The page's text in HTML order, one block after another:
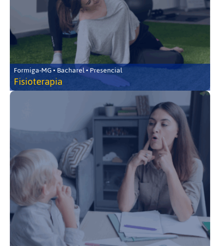
Formiga-MG • Bacharel • Presencial
Fisioterapia